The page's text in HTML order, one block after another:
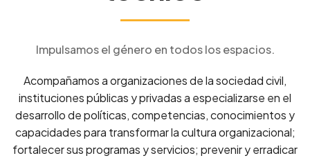
Impulsamos el género en todos los espacios.
Acompañamos a organizaciones de la sociedad civil,
instituciones públicas y privadas a especializarse en el
desarrollo de políticas, competencias, conocimientos y
capacidades para transformar la cultura organizacional;
fortalecer sus programas y servicios; prevenir y erradicar